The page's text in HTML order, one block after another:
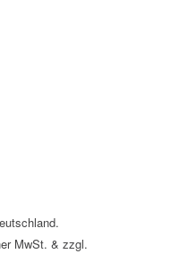
MwSt. & zzgl.